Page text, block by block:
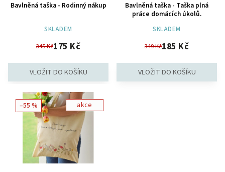
Bavlněná taška - Rodinný nákup
SKLADEM
345 Kč175 Kč
Bavlněná taška - Taška plná
práce domácích úkolů.
SKLADEM
349 Kč185 Kč
akce
–55 %